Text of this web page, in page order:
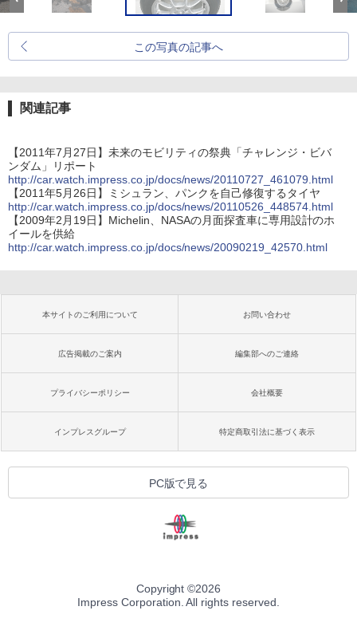
この写真の記事へ
関連記事
【2011年7月27日】未来のモビリティの祭典「チャレンジ・ビバ
ンダム」リポート
http://car.watch.impress.co.jp/docs/news/20110727_461079.html
【2011年5月26日】ミシュラン、パンクを自己修復するタイヤ
http://car.watch.impress.co.jp/docs/news/20110526_448574.html
【2009年2月19日】Michelin、NASAの月面探査車に専用設計のホ
イールを供給
http://car.watch.impress.co.jp/docs/news/20090219_42570.html
本サイトのご利用について お問い合わせ
広告掲載のご案内 編集部へのご連絡
プライバシーポリシー 会社概要
インプレスグループ 特定商取引法に基づく表示
PC版で見る
Copyright ©2026
Impress Corporation. All rights reserved.